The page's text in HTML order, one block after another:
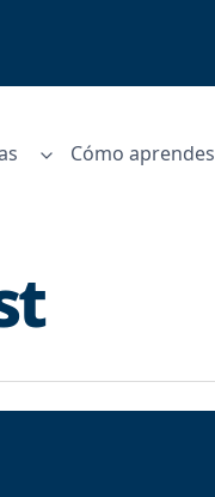
Cómo aprendes